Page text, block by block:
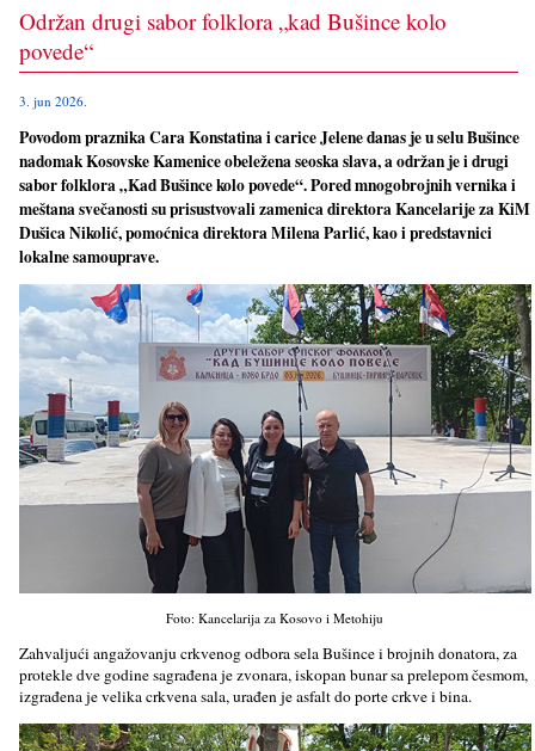
Održan drugi sabor folklora „kad Bušince kolo
povede“
3. jun 2026.
Povodom praznika Cara Konstatina i carice Jelene danas je u selu Bušince
nadomak Kosovske Kamenice obeležena seoska slava, a održan je i drugi
sabor folklora „Kad Bušince kolo povede“. Pored mnogobrojnih vernika i
meštana svečanosti su prisustvovali zamenica direktora Kancelarije za KiM
Dušica Nikolić, pomoćnica direktora Milena Parlić, kao i predstavnici
lokalne samouprave.
Foto: Kancelarija za Kosovo i Metohiju
Zahvalјući angažovanju crkvenog odbora sela Bušince i brojnih donatora, za
protekle dve godine sagrađena je zvonara, iskopan bunar sa prelepom česmom,
izgrađena je velika crkvena sala, urađen je asfalt do porte crkve i bina.